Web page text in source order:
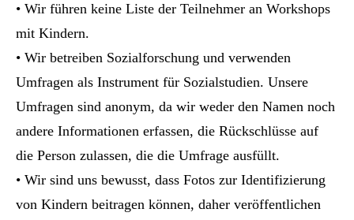
• Wir führen keine Liste der Teilnehmer an Workshops
mit Kindern.
• Wir betreiben Sozialforschung und verwenden
Umfragen als Instrument für Sozialstudien. Unsere
Umfragen sind anonym, da wir weder den Namen noch
andere Informationen erfassen, die Rückschlüsse auf
die Person zulassen, die die Umfrage ausfüllt.
• Wir sind uns bewusst, dass Fotos zur Identifizierung
von Kindern beitragen können, daher veröffentlichen